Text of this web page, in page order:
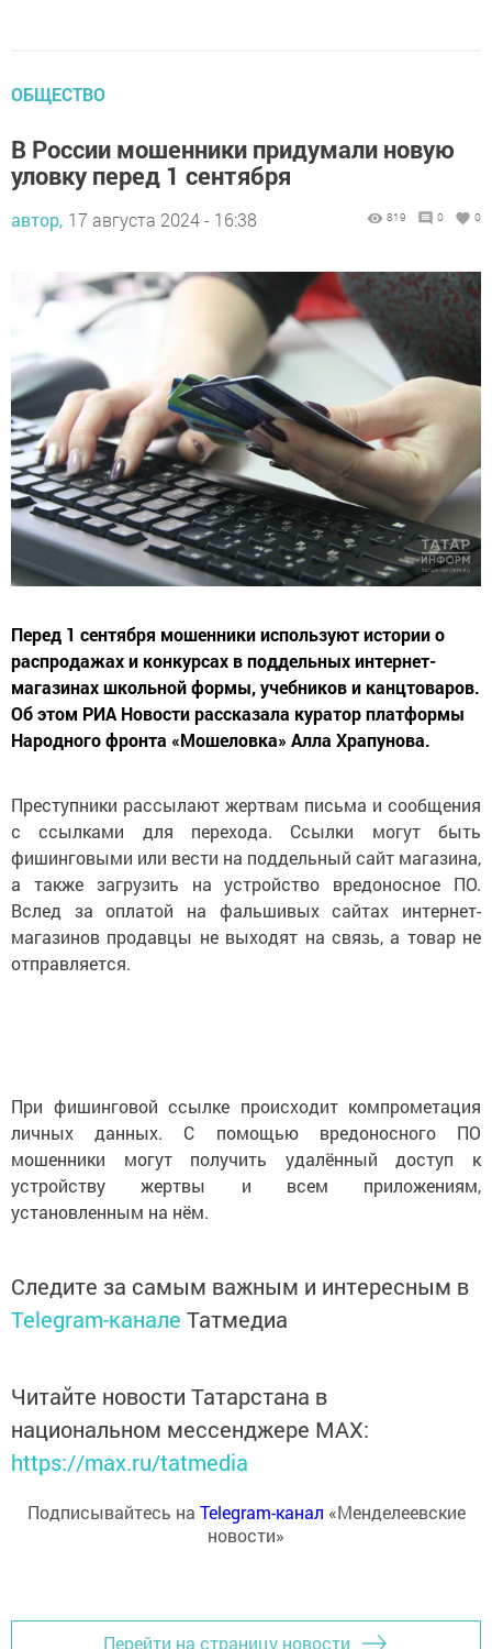
ОБЩЕСТВО
В России мошенники придумали новую
уловку перед 1 сентября
автор, 17 августа 2024 - 16:38 819 0 0
Перед 1 сентября мошенники используют истории о
распродажах и конкурсах в поддельных интернет-
магазинах школьной формы, учебников и канцтоваров.
Об этом РИА Новости рассказала куратор платформы
Народного фронта «Мошеловка» Алла Храпунова.
Преступники рассылают жертвам письма и сообщения
с ссылками для перехода. Ссылки могут быть
фишинговыми или вести на поддельный сайт магазина,
а также загрузить на устройство вредоносное ПО.
Вслед за оплатой на фальшивых сайтах интернет-
магазинов продавцы не выходят на связь, а товар не
отправляется.
При фишинговой ссылке происходит компрометация
личных данных. С помощью вредоносного ПО
мошенники могут получить удалённый доступ к
устройству жертвы и всем приложениям,
установленным на нём.
Следите за самым важным и интересным в
Telegram-канале Татмедиа
Читайте новости Татарстана в
национальном мессенджере MАХ:
https://max.ru/tatmedia
Подписывайтесь на Telegram-канал «Менделеевские
новости»
Перейти на страницу новости